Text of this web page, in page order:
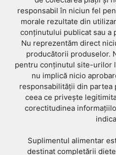
responsabil în niciun fel
morale rezultate din
conținutului publicat sau a
Nu reprezentăm direct
producătorii produselor.
pentru conținutul site-urilor
nu implică nicio
responsabilității din
ceea ce privește
corectitudinea
Suplimentul alimentar
destinat completării